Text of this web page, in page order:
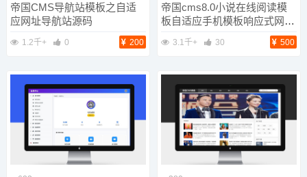
帝国CMS导航站模板之自适
应网址导航站源码
1.2千+ 0 200
帝国cms8.0小说在线阅读模
板自适应手机模板响应式网站
3.1千+ 30 500